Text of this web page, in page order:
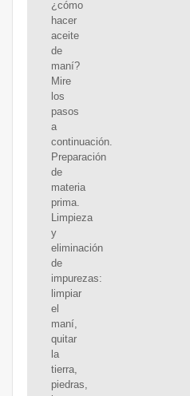
¿cómo
hacer
aceite
de
maní?
Mire
los
pasos
a
continuación.
Preparación
de
materia
prima.
Limpieza
y
eliminación
de
impurezas:
limpiar
el
maní,
quitar
la
tierra,
piedras,